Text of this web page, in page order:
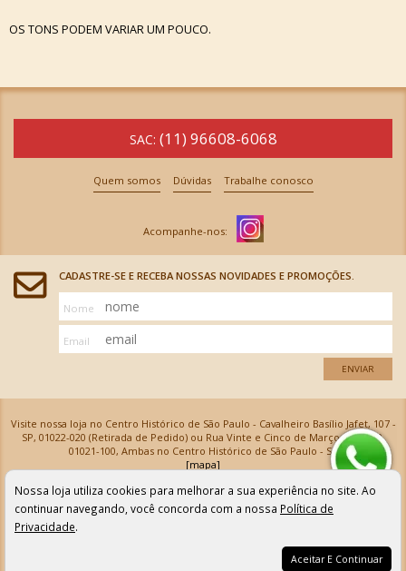
OS TONS PODEM VARIAR UM POUCO.
SAC: (11) 96608-6068
Quem somos Dúvidas Trabalhe conosco
CADASTRE-SE E RECEBA NOSSAS NOVIDADES E PROMOÇÕES.
Nome
Email
ENVIAR
Visite nossa loja no Centro Histórico de São Paulo - Cavalheiro Basílio Jafet, 107 -
SP, 01022-020 (Retirada de Pedido) ou Rua Vinte e Cinco de Março, 576 - SP,
01021-100, Ambas no Centro Histórico de São Paulo - SP
[mapa]
Armarinhos Santa Cecília Ltda | CNPJ: 61.069.639/0001-18
Os preços e as condições de pagamento apresentadas na loja virtual não valem para nossa loja física e
podem sofrer alterações sem aviso prévio. Vendas com cartão de crédito sujeitas a análise e
confirmação de dados.
Nossa loja utiliza cookies para melhorar a sua experiência no site. Ao
continuar navegando, você concorda com a nossa Política de
Privacidade.
Aceitar E Continuar